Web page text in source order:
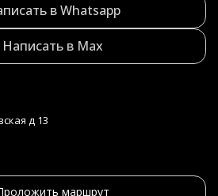
в Whatsapp
Написать в Max
д 13
маршрут